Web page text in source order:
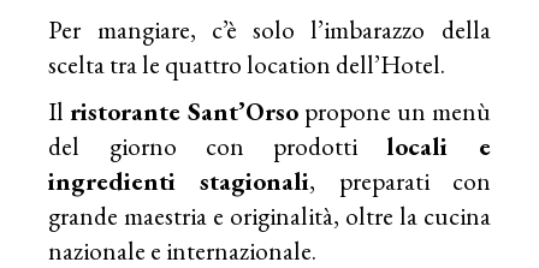
Per mangiare, c’è solo l’imbarazzo della
scelta tra le quattro location dell’Hotel.
Il ristorante Sant’Orso propone un menù
del giorno con prodottilocali e
ingredienti stagionali, preparati con
grande maestria e originalità, oltre la cucina
nazionale e internazionale.